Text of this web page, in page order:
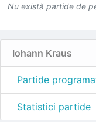
Nu există partide de
Iohann Kraus
Partide
Statistici partide